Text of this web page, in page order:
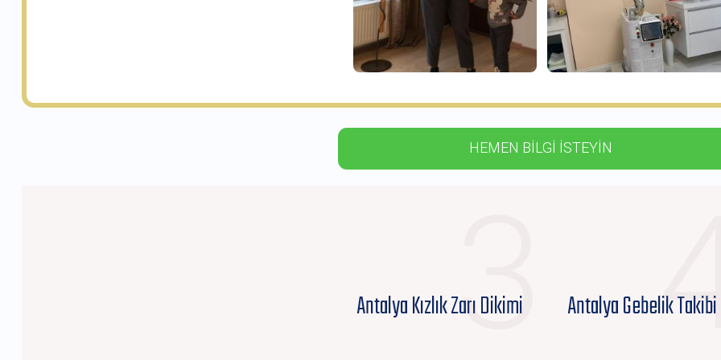
HEMEN BİLGİ İSTEYİN
3
Antalya Kızlık Zarı Dikimi Antalya Gebelik Takibi